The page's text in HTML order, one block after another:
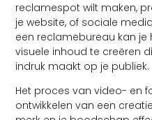
reclamespot wilt maken,
je website, of sociale
een reclamebureau kan
visuele inhoud te creëren
indruk maakt op je publiek.
Het proces van video- en
ontwikkelen van een